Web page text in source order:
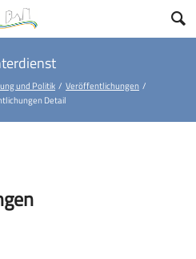
und Politik
Veröffentlichungen
Detail